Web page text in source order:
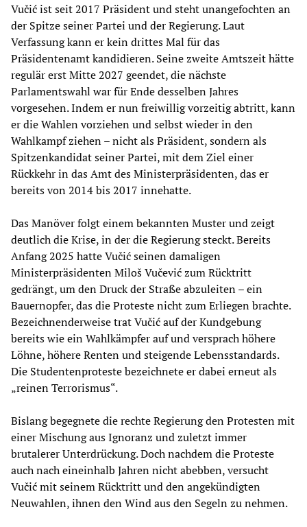
Vučić ist seit 2017 Präsident und steht unangefochten an
der Spitze seiner Partei und der Regierung. Laut
Verfassung kann er kein drittes Mal für das
Präsidentenamt kandidieren. Seine zweite Amtszeit hätte
regulär erst Mitte 2027 geendet, die nächste
Parlamentswahl war für Ende desselben Jahres
vorgesehen. Indem er nun freiwillig vorzeitig abtritt, kann
er die Wahlen vorziehen und selbst wieder in den
Wahlkampf ziehen – nicht als Präsident, sondern als
Spitzenkandidat seiner Partei, mit dem Ziel einer
Rückkehr in das Amt des Ministerpräsidenten, das er
bereits von 2014 bis 2017 innehatte.
Das Manöver folgt einem bekannten Muster und zeigt
deutlich die Krise, in der die Regierung steckt. Bereits
Anfang 2025 hatte Vučić seinen damaligen
Ministerpräsidenten Miloš Vučević zum Rücktritt
gedrängt, um den Druck der Straße abzuleiten – ein
Bauernopfer, das die Proteste nicht zum Erliegen brachte.
Bezeichnenderweise trat Vučić auf der Kundgebung
bereits wie ein Wahlkämpfer auf und versprach höhere
Löhne, höhere Renten und steigende Lebensstandards.
Die Studentenproteste bezeichnete er dabei erneut als
„reinen Terrorismus“.
Bislang begegnete die rechte Regierung den Protesten mit
einer Mischung aus Ignoranz und zuletzt immer
brutalerer Unterdrückung. Doch nachdem die Proteste
auch nach eineinhalb Jahren nicht abebben, versucht
Vučić mit seinem Rücktritt und den angekündigten
Neuwahlen, ihnen den Wind aus den Segeln zu nehmen.